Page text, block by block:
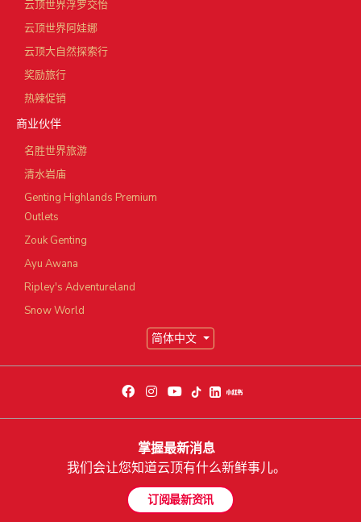
云顶世界浮罗交怡
云顶世界阿娃娜
云顶大自然探索行
奖励旅行
热辣促销
商业伙伴
名胜世界旅游
清水岩庙
Genting Highlands Premium
Outlets
Zouk Genting
Ayu Awana
Ripley's Adventureland
Snow World
简体中文
掌握最新消息
我们会让您知道云顶有什么新鲜事儿。
订阅最新资讯